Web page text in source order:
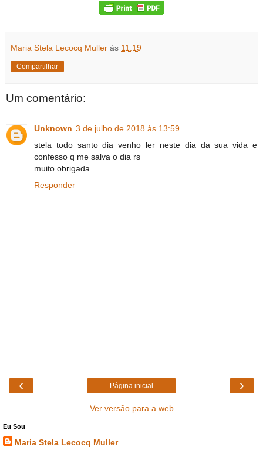
Maria Stela Lecocq Muller às 11:19
Compartilhar
Um comentário:
Unknown 3 de julho de 2018 às 13:59
stela todo santo dia venho ler neste dia da sua vida e
confesso q me salva o dia rs
muito obrigada
Responder
‹ ›
Página inicial
Ver versão para a web
Eu Sou
Maria Stela Lecocq Muller